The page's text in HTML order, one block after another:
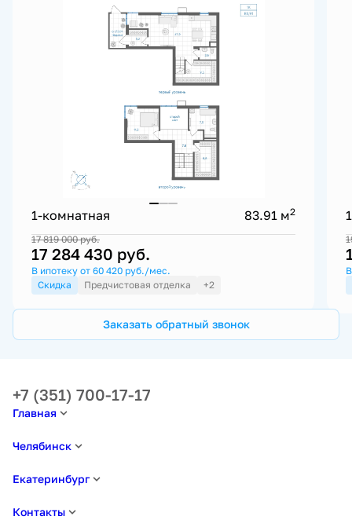
1-комнатная 83.91 м2
17 819 000руб.
17 284 430 руб.
В ипотеку от 60 420 руб./мес.
Скидка
Предчистовая отделка +2
Заказать обратный звонок
Главная
Челябинск
Екатеринбург
Контакты
+7 (351) 700-17-17